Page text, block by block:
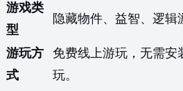
游戏类
型
隐藏物件、益智、逻辑
游玩方
式
免费线上游玩，无需安
玩。